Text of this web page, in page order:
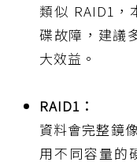
類似 RAID1，
碟故障，建議
大效益。
RAID1：
資料會完整鏡
用不同容量的